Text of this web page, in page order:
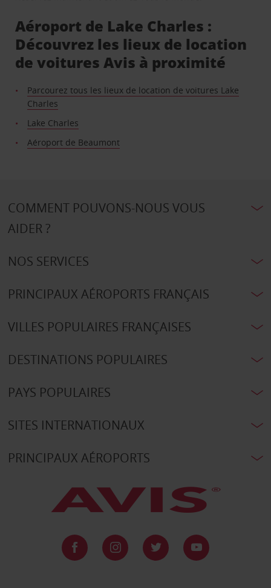
Aéroport de Lake Charles :
Découvrez les lieux de location
de voitures Avis à proximité
Parcourez tous les lieux de location de voitures Lake
Charles
Lake Charles
Aéroport de Beaumont
COMMENT POUVONS-NOUS VOUS
AIDER ?
NOS SERVICES
PRINCIPAUX AÉROPORTS FRANÇAIS
VILLES POPULAIRES FRANÇAISES
DESTINATIONS POPULAIRES
PAYS POPULAIRES
SITES INTERNATIONAUX
PRINCIPAUX AÉROPORTS